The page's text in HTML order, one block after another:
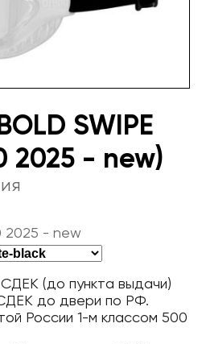
SWIPE
2025 - new)
2025 - new
(до пункта выдачи)
до двери по РФ.
России 1-м классом 500